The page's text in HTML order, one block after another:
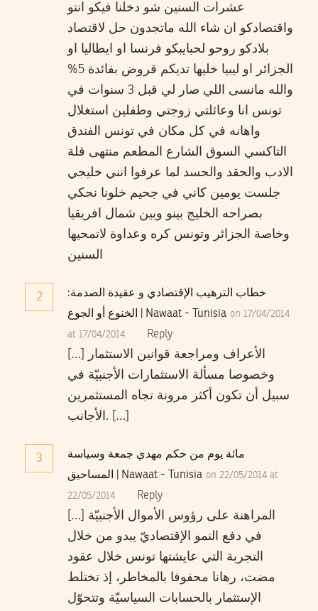
عشرات السنين شو دخلنا فيكو انتو
واقتصادكو ان شاء الله ماتجدون حل لاقتصاد
بلادكو روحو لحبايبكو فرنسا او ايطاليا او
الجزائر او ليبيا خليها تديكم قروض بفائدة 5%
والله مانسى اللي صار لي قبل 3 سنوات في
تونس انا وعائلتي زوجتي وطفلين استغلال
واهانه في كل مكان في تونس الفندق
التاكسي السوق الشارع المطعم منتهى قلة
الادب والحقد والحسد لما عرفوا انني خليجي
جلست يومين كاني في جحيم خلونا نحكي
بصراحه الخليج بينو وبين شمال افريقيا
وخاصة الجزائر وتونس كره وعداوة لاتمحيها
السنين
2
خطاب الترهيب الإقتصادي و عقيدة الصدمة:
الخنوع أو الجوع | Nawaat - Tunisia on 17/04/2014
at 17/04/2014 Reply
[…] الأعراف ومراجعة قوانين الاستثمار
وخصوصا مسألة الاستثمارات الأجنبيّة في
سبيل أن تكون أكثر مرونة تجاه المستثمرين
الأجانب. […]
3
مائة يوم من حكم مهدي جمعة وسياسة
المساحيق | Nawaat - Tunisia on 22/05/2014 at
22/05/2014 Reply
[…] المراهنة على رؤوس الأموال الأجنبيّة
في دفع النمو الإقتصاديّ يبدو من خلال
التجربة التي عايشتها تونس خلال عقود
مضت، رهانا محفوفا بالمخاطر، إذ تختلط
الإستثمار بالحسابات السياسيّة وتتحوّل